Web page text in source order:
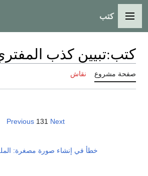
القائمة الرئيسية
كتب
كتب:تبيين كذب
صفحة مشروع نقاش
Previous 131 Next
خطأ في إنشاء صورة مصغرة: